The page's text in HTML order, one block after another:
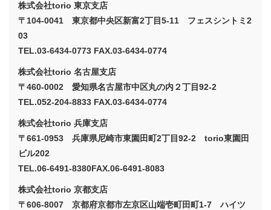
株式会社torio 東京支店
〒104-0041 東京都中央区新富2丁目5-11 フェスシントミ2
03
TEL.03-6434-0773 FAX.03-6434-0774
株式会社torio 名古屋支店
〒460-0002 愛知県名古屋市中区丸の内２丁目92-2
TEL.052-204-8833 FAX.03-6434-0774
株式会社torio 兵庫支店
〒661-0953 兵庫県尼崎市東園田町2丁目92-2 torio東園田
ビル202
TEL.06-6491-8380FAX.06-6491-8083
株式会社torio 京都支店
〒606-8007 京都府京都市左京区山端壱町田町1-7 ハイツ